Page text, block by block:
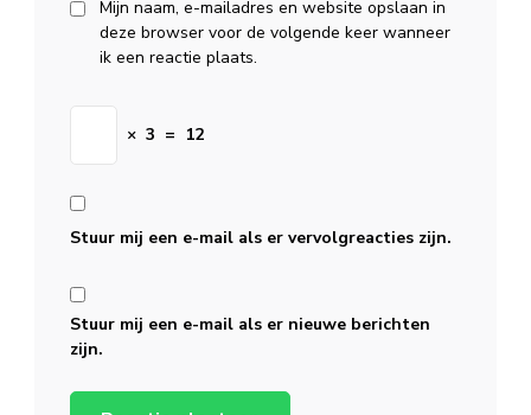
Mijn naam, e-mailadres en website opslaan in
deze browser voor de volgende keer wanneer
ik een reactie plaats.
× 3 = 12
Stuur mij een e-mail als er vervolgreacties zijn.
Stuur mij een e-mail als er nieuwe berichten
zijn.